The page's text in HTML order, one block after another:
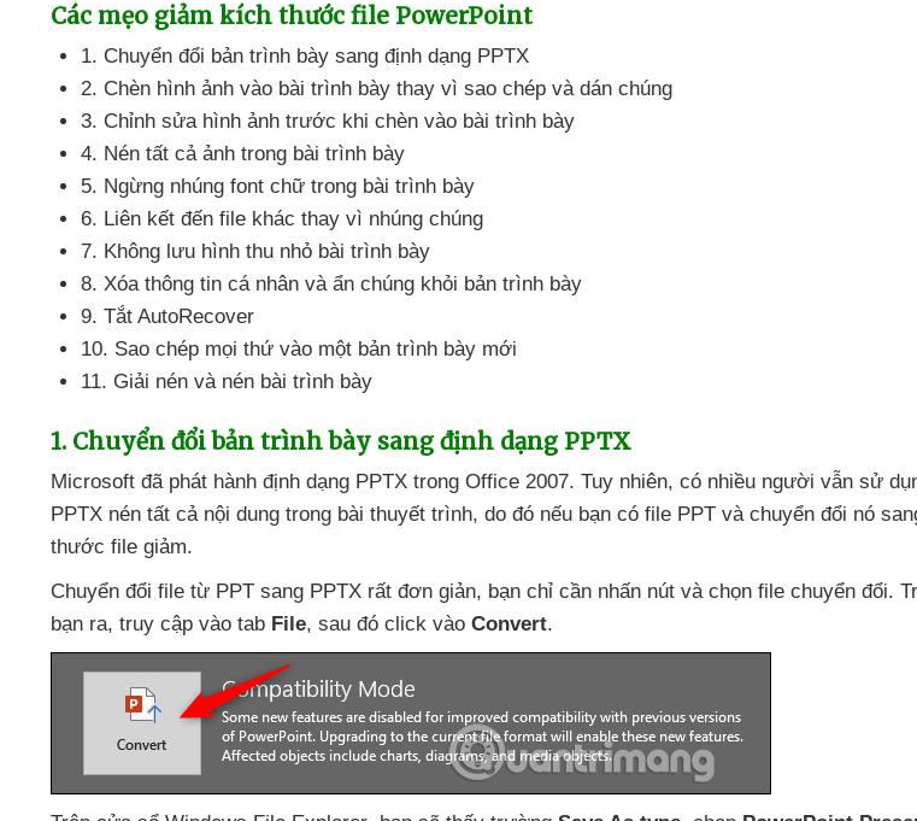
Các mẹo giảm kích thước file PowerPoint
1. Chuyển đổi bản trình bày sang định dạng PPTX
2. Chèn hình ảnh vào bài trình bày thay vì sao chép và dán chúng
3. Chỉnh sửa hình ảnh trước khi chèn vào bài trình bày
4. Nén tất cả ảnh trong bài trình bày
5. Ngừng nhúng font chữ trong bài trình bày
6. Liên kết đến file khác thay vì nhúng chúng
7. Không lưu hình thu nhỏ bài trình bày
8. Xóa thông tin cá nhân và ẩn chúng khỏi bản trình bày
9. Tắt AutoRecover
10. Sao chép mọi thứ vào một bản trình bày mới
11. Giải nén và nén bài trình bày
1. Chuyển đổi bản trình bày sang định dạng PPTX
Microsoft đã phát hành định dạng PPTX trong Office 2007. Tuy nhiên, có nhiều người vẫn sử
PPTX nén tất cả nội dung trong bài thuyết trình, do đó nếu bạn có file PPT và chuyển đổi nó
thước file giảm.
Chuyển đổi file từ PPT sang PPTX rất đơn giản, bạn chỉ cần nhấn nút và chọn file chuyển đổi.
bạn ra, truy cập vào tab File, sau đó click vào Convert.